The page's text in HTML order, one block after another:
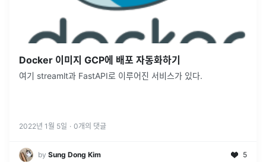
Docker 이미지 GCP에 배포 자동화하기
여기 streamlt과 FastAPI로 이루어진 서비스가 있다.
2022년 1월 5일 · 0개의 댓글
by Sung Dong Kim 5